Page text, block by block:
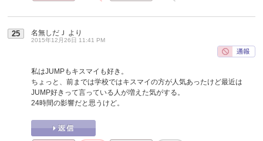
25 名無しだＪ より
2015年12月26日 11:41 PM
私はJUMPもキスマイも好き。
ちょっと、前までは学校ではキスマイの方が人気あったけど最近は
JUMP好きって言っている人が増えた気がする。
24時間の影響だと思うけど。